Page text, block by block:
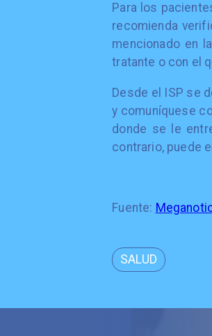
Para los
recomienda
mencionado en
tratante o con el
Desde el ISP se
y comuníquese
donde se le
contrario, puede
Fuente:
SALUD